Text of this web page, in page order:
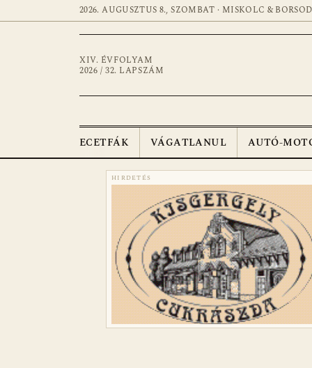
2026. AUGUSZTUS 8., SZOMBAT · MISKOLC & BORSOD
XIV. ÉVFOLYAM
2026 / 32. LAPSZÁM
ECETFÁK VÁGATLANUL AUTÓ-
HIRDETÉS